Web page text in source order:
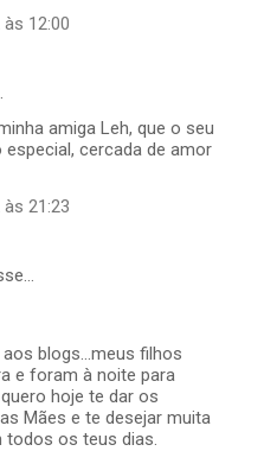
12:00
amiga Leh, que o seu
cercada de amor
21:23
blogs...meus filhos
e foram à noite para
hoje te dar os
Mães e te desejar muita
todos os teus dias.